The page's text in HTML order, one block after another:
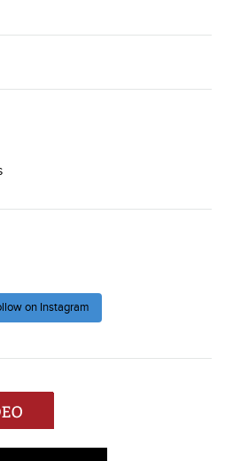
on Instagram